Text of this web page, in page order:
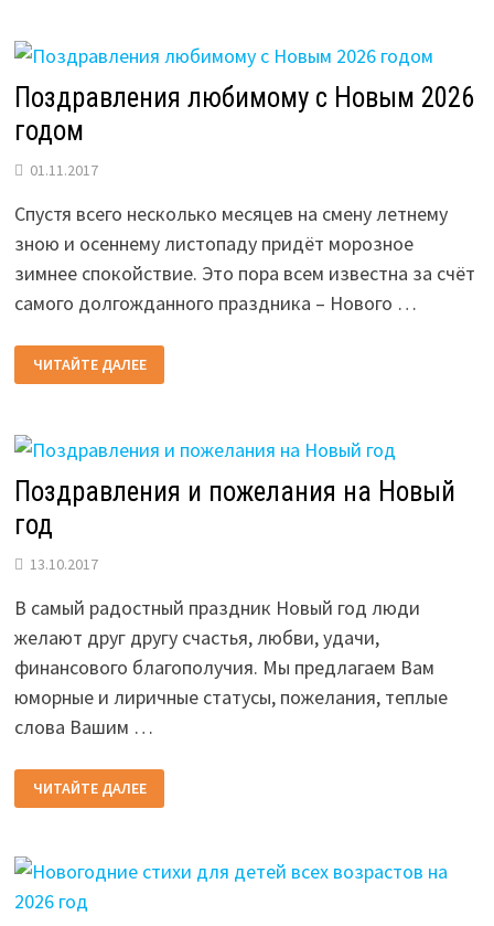
ДЛЯ
КОРПОРАТИВА
Поздравления любимому с Новым 2026
годом
01.11.2017
Спустя всего несколько месяцев на смену летнему
зною и осеннему листопаду придёт морозное
зимнее спокойствие. Это пора всем известна за счёт
самого долгожданного праздника – Нового …
ПОЗДРАВЛЕНИЯ
ЛЮБИМОМУ
С
ЧИТАЙТЕ ДАЛЕЕ
Поздравления и пожелания на Новый
год
13.10.2017
В самый радостный праздник Новый год люди
желают друг другу счастья, любви, удачи,
финансового благополучия. Мы предлагаем Вам
юморные и лиричные статусы, пожелания, теплые
слова Вашим …
ПОЗДРАВЛЕНИЯ
И
ПОЖЕЛАНИЯ
ЧИТАЙТЕ ДАЛЕЕ